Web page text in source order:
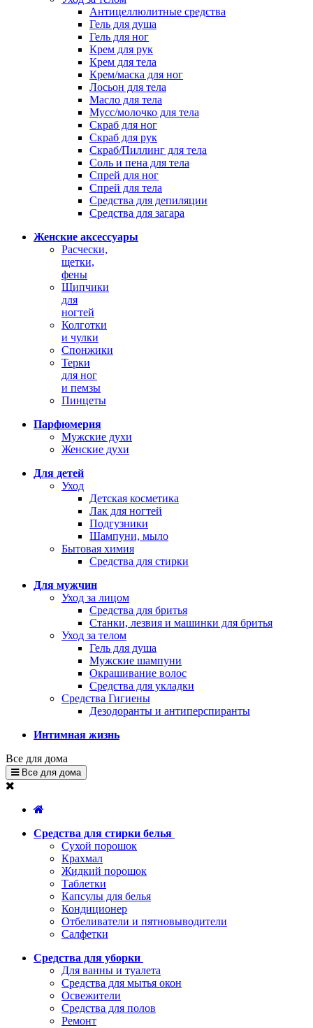
Антицеллюлитные средства
Гель для душа
Гель для ног
Крем для рук
Крем для тела
Крем/маска для ног
Лосьон для тела
Масло для тела
Мусс/молочко для тела
Скраб для ног
Скраб для рук
Скраб/Пиллинг для тела
Соль и пена для тела
Спрей для ног
Спрей для тела
Средства для депиляции
Средства для загара
Женские аксессуары
Расчески,
щетки,
фены
Щипчики
для
ногтей
Колготки
и чулки
Спонжики
Терки
для ног
и пемзы
Пинцеты
Парфюмерия
Мужские духи
Женские духи
Для детей
Уход
Детская косметика
Лак для ногтей
Подгузники
Шампуни, мыло
Бытовая химия
Средства для стирки
Для мужчин
Уход за лицом
Средства для бритья
Станки, лезвия и машинки для бритья
Уход за телом
Гель для душа
Мужские шампуни
Окрашивание волос
Средства для укладки
Средства Гигиены
Дезодоранты и антиперспиранты
Интимная жизнь
Все для дома
Все для дома
Средства для стирки белья
Сухой порошок
Крахмал
Жидкий порошок
Таблетки
Капсулы для белья
Кондиционер
Отбеливатели и пятновыводители
Салфетки
Средства для уборки
Для ванны и туалета
Средства для мытья окон
Освежители
Средства для полов
Ремонт